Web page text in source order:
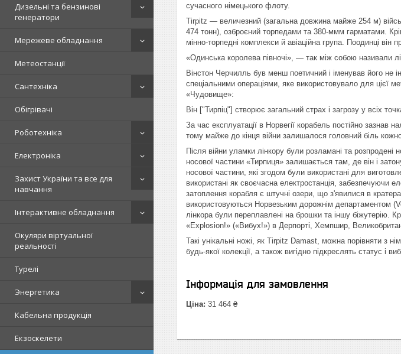
Дизельні та бензинові
генератори
Мережеве обладнання
Метеостанції
Сантехніка
Обігрівачі
Роботехніка
Електроніка
Захист України та все для
навчання
Інтерактивне обладнання
Окуляри віртуальної
реальності
Турелі
Энергетика
Кабельна продукція
Екзоскелети
сучасного німецького флоту.
Tirpitz — величезний (загальна довжина майже 254 м)
474 тонн), озброєний торпедами та 380-ммм гарматами.
мінно-торпедні комплекси й авіаційна група. Поодинці
«Одинська королева півночі», — так між собою називали
Вінстон Черчилль був менш поетичний і іменував його не
спеціальними операціями, яке використовувало для цієї
«Чудовище»:
Він ["Тирпіц"] створює загальний страх і загрозу у всіх
За час експлуатації в Норвегії корабель постійно зазнав
тому майже до кінця війни залишалося головний біль
Після війни уламки лінкору були розламані та
носової частини «Тирпиця» залишається там, де він і
носової частини, які згодом були використані для
використані як своєчасна електростанція, забезпечуючи
затоплення корабля є штучні озери, що з'явилися в
використовуються Норвезьким дорожнім департаментом
лінкора були переплавлені на брошки та іншу біжутерію.
«Explosion!» («Вибух!») в Дерпорті, Хемпшир,
Такі унікальні ножі, як Tirpitz Damast, можна порівняти з
будь-якої колекції, а також вигідно підкреслять статус і
Інформація для замовлення
Ціна: 31 464 ₴